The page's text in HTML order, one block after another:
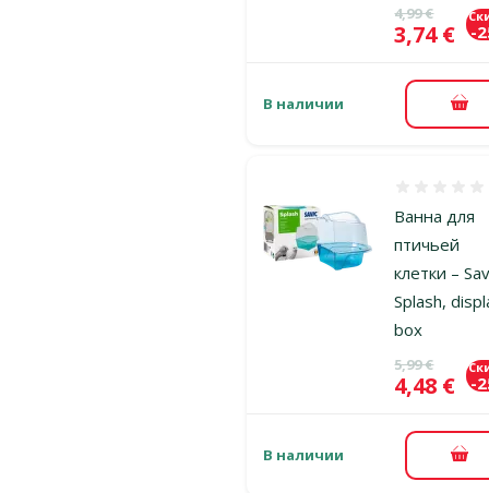
Исходная
4,99 €
Цена
3,74 € -
В наличии В
Ванна для
птичьей
клетки –
Splash,
box
Исходная
5,99 €
Цена
4,48 € -
В наличии В